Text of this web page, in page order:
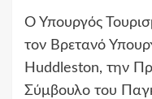
Ο Υπουργός
τον Βρετανό
Huddleston, την
Σύμβουλο του